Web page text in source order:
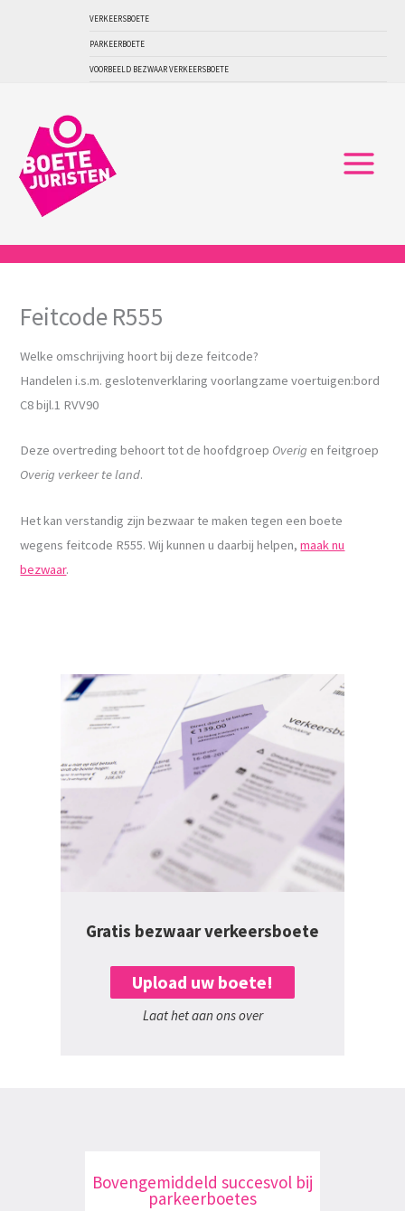
VERKEERSBOETE
PARKEERBOETE
VOORBEELD BEZWAAR VERKEERSBOETE
Feitcode R555
Welke omschrijving hoort bij deze feitcode?
Handelen i.s.m. geslotenverklaring voorlangzame voertuigen:bord
C8 bijl.1 RVV90
Deze overtreding behoort tot de hoofdgroep Overig en feitgroep
Overig verkeer te land.
Het kan verstandig zijn bezwaar te maken tegen een boete
wegens feitcode R555. Wij kunnen u daarbij helpen,maak nu
bezwaar.
Gratis bezwaar verkeersboete
Upload uw boete!
Laat het aan ons over
Bovengemiddeld succesvol bij
parkeerboetes